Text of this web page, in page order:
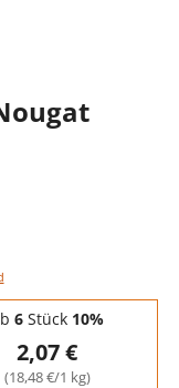
6Stück 10%
2,07 €
(18,48 €/1 kg)